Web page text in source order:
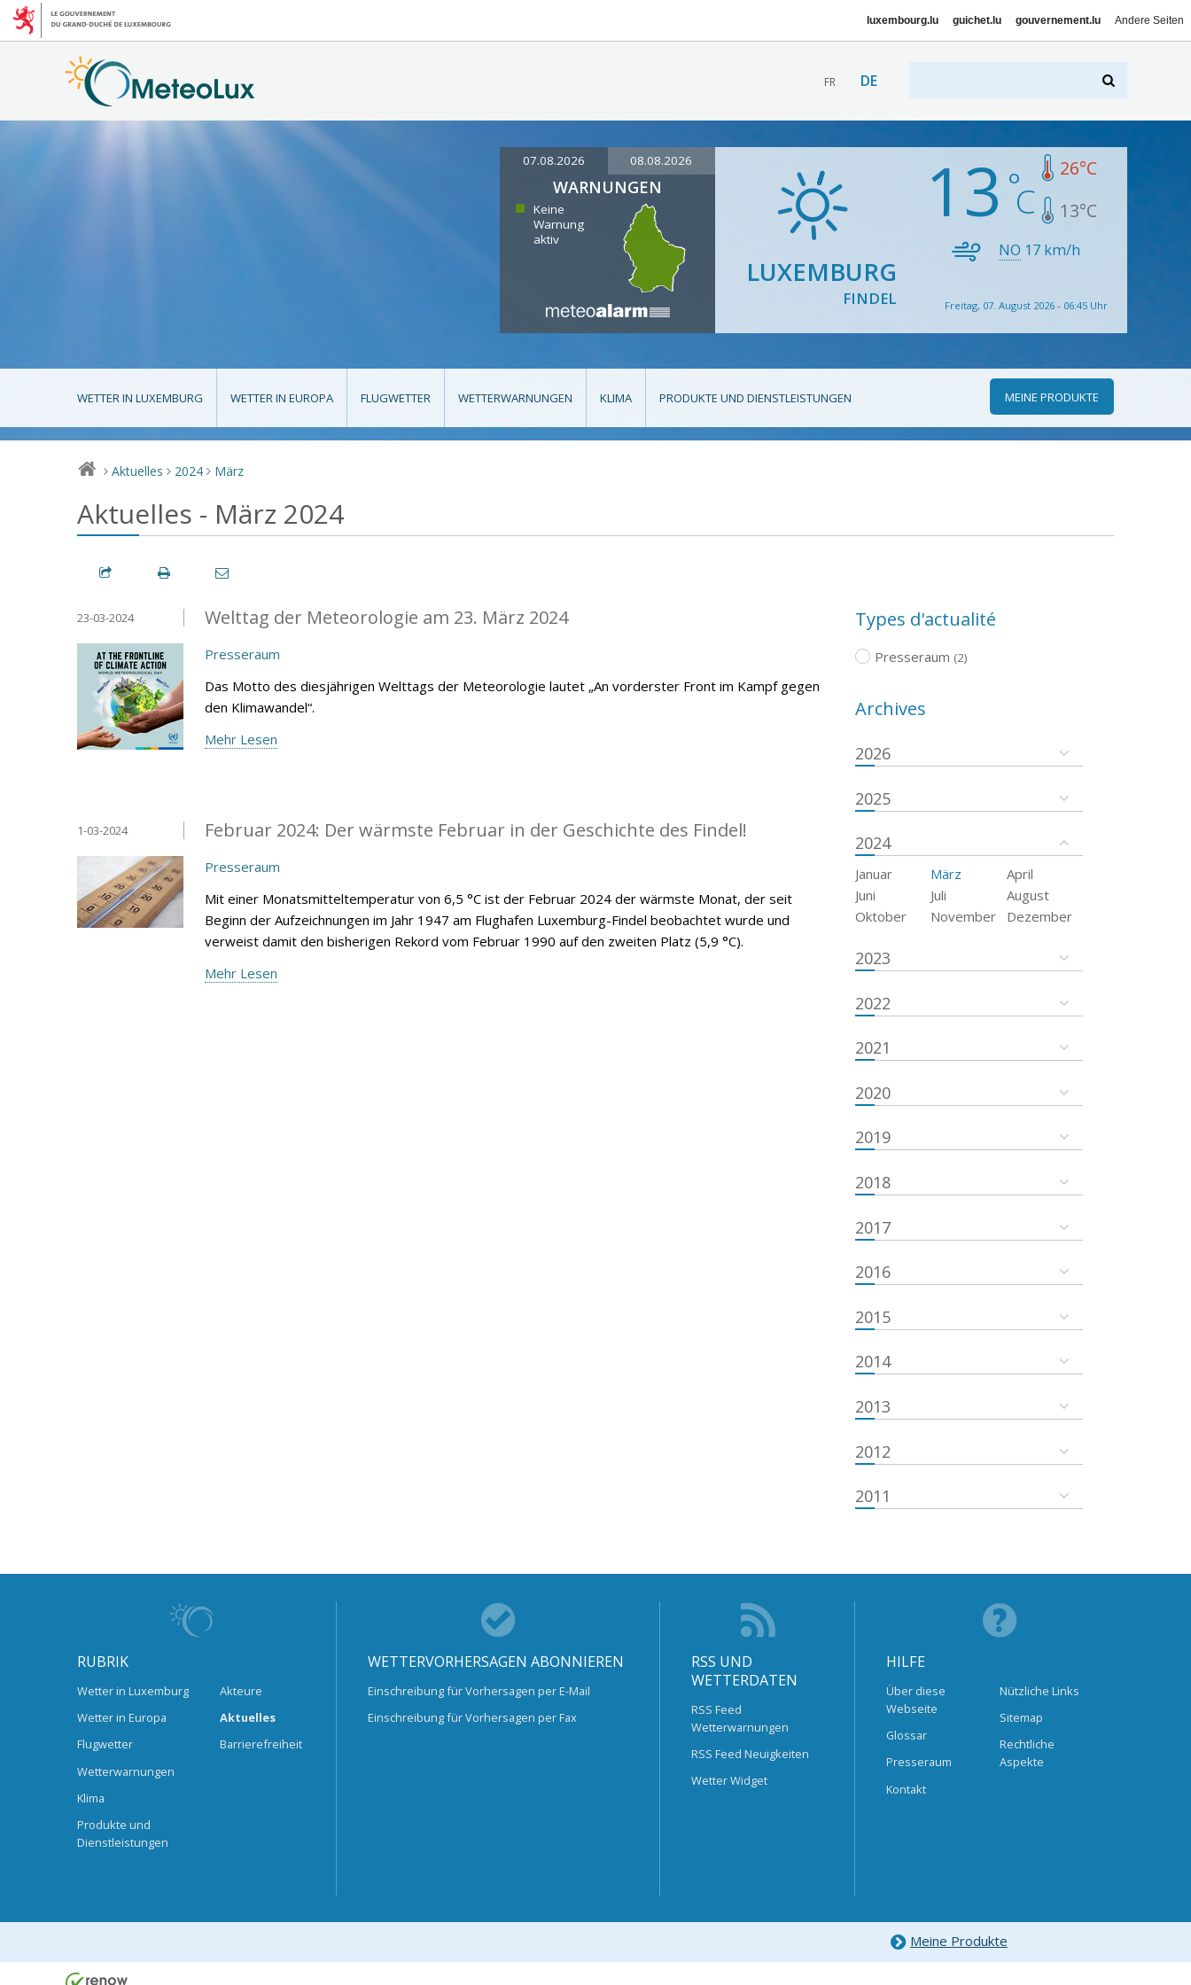
luxembourg.lu guichet.lu gouvernement.lu Andere Seiten
FR DE
07.08.2026 08.08.2026
WARNUNGEN
Keine
Warnung
aktiv
LUXEMBURG
FINDEL
13 26°C
13°C
NO 17 km/h
Freitag, 07. August 2026 - 06:45 Uhr
WETTER IN LUXEMBURG WETTER IN EUROPA FLUGWETTER WETTERWARNUNGEN KLIMA PRODUKTE UND DIENSTLEISTUNGEN MEINE PRODUKTE
> Aktuelles > 2024 > März
Aktuelles - März 2024
Welttag der Meteorologie am 23. März 2024
23-03-2024
Presseraum
Das Motto des diesjährigen Welttags der Meteorologie lautet „An vorderster Front im Kampf gegen
den Klimawandel“.
Mehr Lesen
Februar 2024: Der wärmste Februar in der Geschichte des Findel!
1-03-2024
Presseraum
Mit einer Monatsmitteltemperatur von 6,5 °C ist der Februar 2024 der wärmste Monat, der seit
Beginn der Aufzeichnungen im Jahr 1947 am Flughafen Luxemburg-Findel beobachtet wurde und
verweist damit den bisherigen Rekord vom Februar 1990 auf den zweiten Platz (5,9 °C).
Mehr Lesen
Types d'actualité
Presseraum (2)
Archives
2026
2025
2024
Januar März
April
Juni
Juli
August
Oktober
November Dezember
2023
2022
2021
2020
2019
2018
2017
2016
2015
2014
2013
2012
2011
RUBRIK
Wetter in Luxemburg
Wetter in Europa
Flugwetter
Wetterwarnungen
Klima
Produkte und
Dienstleistungen
Akteure
Aktuelles
Barrierefreiheit
WETTERVORHERSAGEN ABONNIEREN
Einschreibung für Vorhersagen per E-Mail
Einschreibung für Vorhersagen per Fax
RSS UND
WETTERDATEN
RSS Feed
Wetterwarnungen
RSS Feed Neuigkeiten
Wetter Widget
HILFE
Über diese
Webseite
Glossar
Presseraum
Kontakt
Nützliche Links
Sitemap
Rechtliche
Aspekte
Meine Produkte